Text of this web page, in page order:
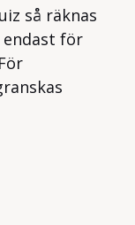
så räknas
för